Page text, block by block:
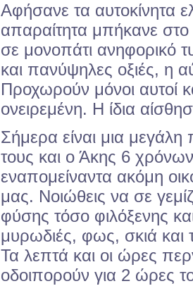
Αφήσανε τα αυτοκίνητα
απαραίτητα μπήκανε
σε μονοπάτι ανηφορικό
και πανύψηλες οξιές, η
Προχωρούν μόνοι αυτοί
ονειρεμένη. Η ίδια
Σήμερα είναι μια
τους και ο Άκης 6
εναπομείναντα ακόμη
μας. Νοιώθεις να σε
φύσης τόσο φιλόξενης
μυρωδιές, φως, σκιά και
Τα λεπτά και οι ώρες
οδοιπορούν για 2 ώρες